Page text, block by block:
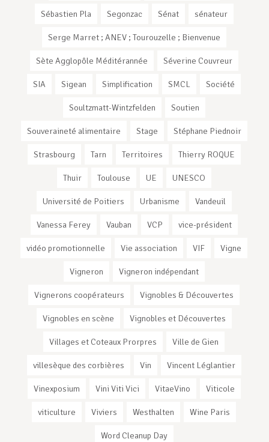
Sébastien Pla Segonzac Sénat sénateur
Serge Marret ; ANEV ; Tourouzelle ; Bienvenue
Sète Agglopôle Méditérannée Séverine Couvreur
SIA Sigean Simplification SMCL Société
Soultzmatt-Wintzfelden Soutien
Souveraineté alimentaire Stage Stéphane Piednoir
Strasbourg Tarn Territoires Thierry ROQUE
Thuir Toulouse UE UNESCO
Université de Poitiers Urbanisme Vandeuil
Vanessa Ferey Vauban VCP vice-président
vidéo promotionnelle Vie association VIF Vigne
Vigneron Vigneron indépendant
Vignerons coopérateurs Vignobles & Découvertes
Vignobles en scène Vignobles et Découvertes
Villages et Coteaux Prorpres Ville de Gien
villesèque des corbières Vin Vincent Léglantier
Vinexposium Vini Viti Vici VitaeVino Viticole
viticulture Viviers Westhalten Wine Paris
Word Cleanup Day